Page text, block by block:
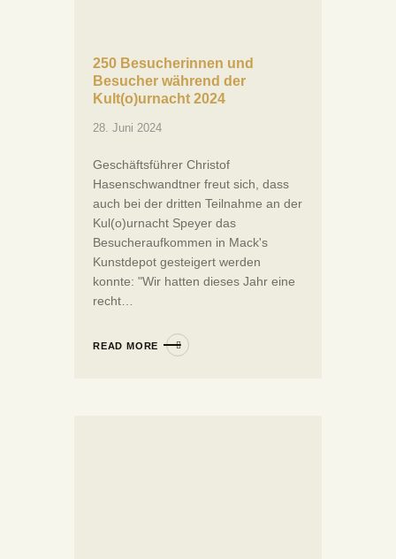
250 Besucherinnen und
Besucher während der
Kult(o)urnacht 2024
28. Juni 2024
Geschäftsführer Christof
Hasenschwandtner freut sich, dass
auch bei der dritten Teilnahme an der
Kul(o)urnacht Speyer das
Besucheraufkommen in Mack's
Kunstdepot gesteigert werden
konnte: "Wir hatten dieses Jahr eine
recht…
READ MORE